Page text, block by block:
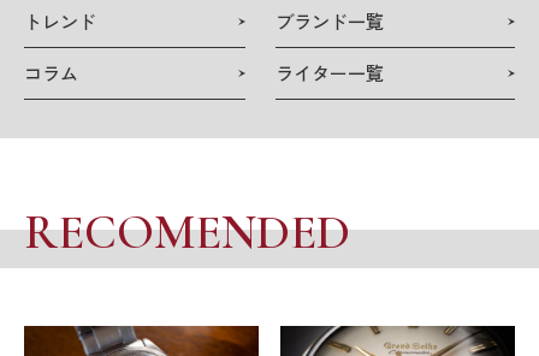
トレンド
コラム
ブランド一覧
ライター一覧
RECOMENDED